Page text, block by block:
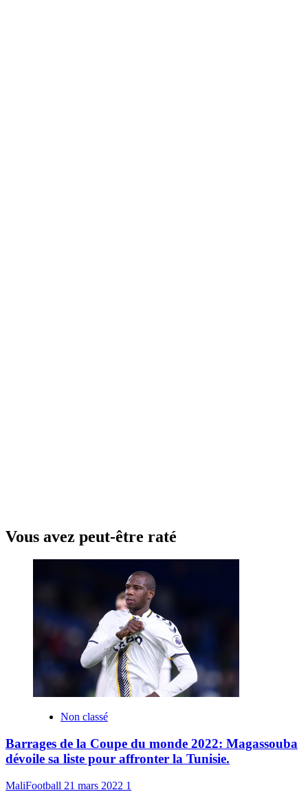
Vous avez peut-être raté
Non classé
Barrages de la Coupe du monde 2022: Magassouba
dévoile sa liste pour affronter la Tunisie.
MaliFootball 21 mars 2022 1